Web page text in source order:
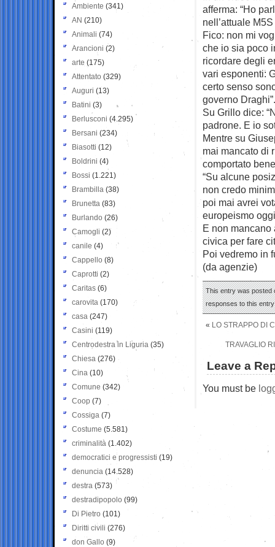
afferma: “Ho
nell’attuale
Fico: non mi
che io sia poco
ricordare degli
vari esponenti:
certo senso
governo Draghi”.
Su Grillo dice:
padrone. E io
Mentre su
mai mancato di
comportato
“Su alcune
non credo
poi mai avrei
europeismo
E non mancano
civica per fare
Poi vedremo in
(da agenzie)
This entry was posted
responses to this
« LO STRAPPO DI
TRAVAGLIO
Leave a
You must be
Ambiente (341)
AN (210)
Animali (74)
Arancioni (2)
arte (175)
Attentato (329)
Auguri (13)
Batini (3)
Berlusconi (4.295)
Bersani (234)
Biasotti (12)
Boldrini (4)
Bossi (1.221)
Brambilla (38)
Brunetta (83)
Burlando (26)
Camogli (2)
canile (4)
Cappello (8)
Caprotti (2)
Caritas (6)
carovita (170)
casa (247)
Casini (119)
Centrodestra in Liguria (35)
Chiesa (276)
Cina (10)
Comune (342)
Coop (7)
Cossiga (7)
Costume (5.581)
criminalità (1.402)
democratici e progressisti (19)
denuncia (14.528)
destra (573)
destradipopolo (99)
Di Pietro (101)
Diritti civili (276)
don Gallo (9)